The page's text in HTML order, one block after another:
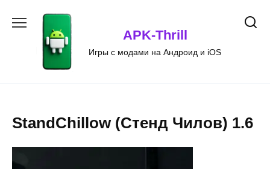
содержанию
APK-Thrill
Игры с модами на Андроид и iOS
StandChillow (Стенд Чилов) 1.6